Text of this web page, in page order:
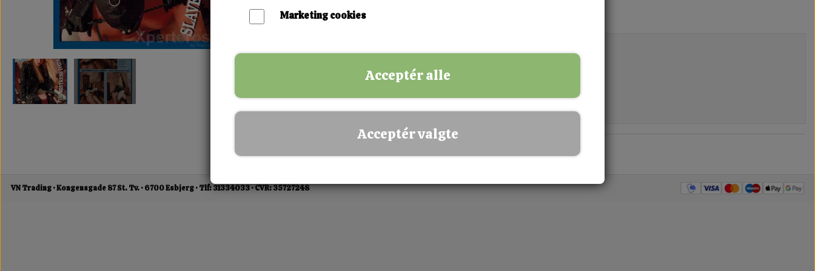
✅ Hurtig levering
VN Trading Kongensgade 87 St. Tv. 6700 Esbjerg Tlf: 31334033 CVR: 35727248
Marketing cookies
Acceptér alle
Acceptér valgte